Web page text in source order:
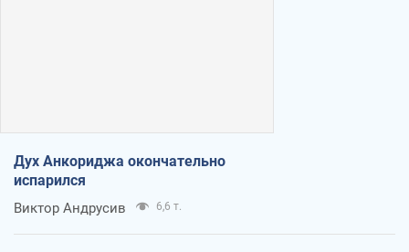
Дух Анкориджа окончательно
испарился
Виктор Андрусив 6,6 т.